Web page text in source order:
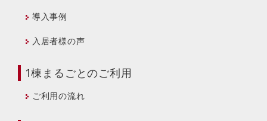
導入事例
入居者様の声
1棟まるごとのご利用
ご利用の流れ